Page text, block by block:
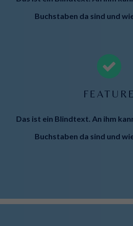
Buchstaben da sind und
FEATURE
Das ist ein Blindtext. An ihm
Buchstaben da sind und